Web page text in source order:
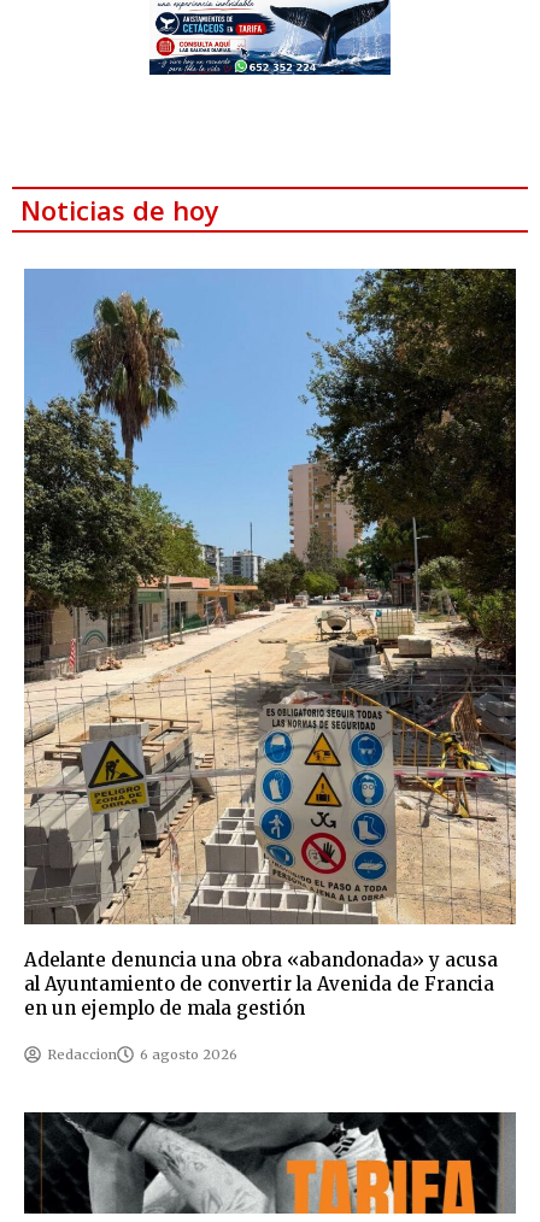
Noticias de hoy
Adelante denuncia una obra «abandonada» y acusa
al Ayuntamiento de convertir la Avenida de Francia
en un ejemplo de mala gestión
Redaccion 6 agosto 2026